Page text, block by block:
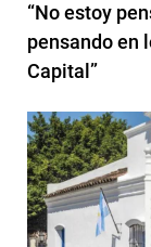
“No estoy
pensando en
Capital”